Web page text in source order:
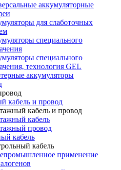
аккумуляторные
для слаботочных
специального
специального
технология GEL
аккумуляторы
кабель и провод
кабель и провод
кабель
провод
кабель
кабель
применение